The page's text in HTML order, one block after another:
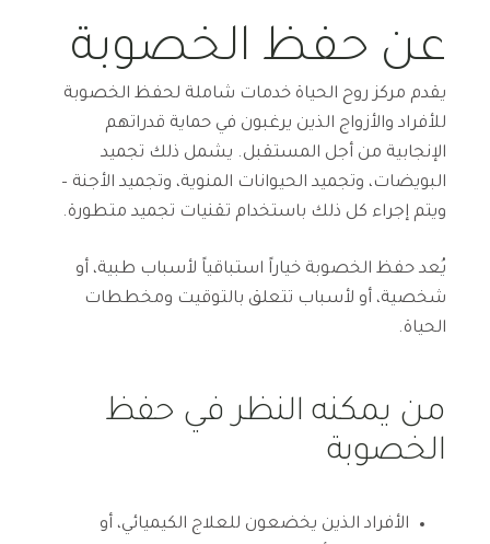
عن حفظ الخصوبة
يقدم مركز روح الحياة خدمات شاملة لحفظ الخصوبة
للأفراد والأزواج الذين يرغبون في حماية قدراتهم
الإنجابية من أجل المستقبل. يشمل ذلك تجميد
البويضات، وتجميد الحيوانات المنوية، وتجميد الأجنة –
ويتم إجراء كل ذلك باستخدام تقنيات تجميد متطورة.
يُعد حفظ الخصوبة خياراً استباقياً لأسباب طبية، أو
شخصية، أو لأسباب تتعلق بالتوقيت ومخططات
الحياة.
من يمكنه النظر في حفظ
الخصوبة
الأفراد الذين يخضعون للعلاج الكيميائي، أو